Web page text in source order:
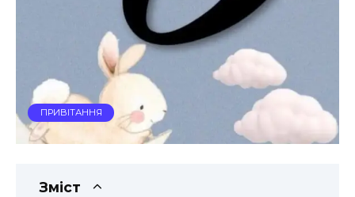
ПРИВІТАННЯ
Зміст